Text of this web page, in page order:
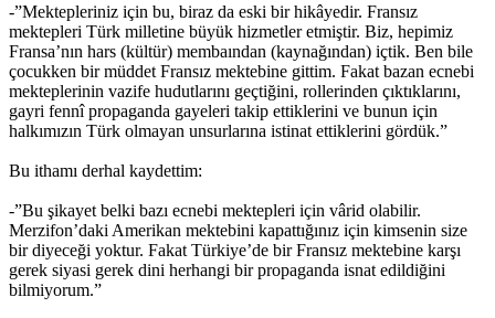
-”Mektepleriniz için bu, biraz da eski bir hikâyedir. Fransız
mektepleri Türk milletine büyük hizmetler etmiştir. Biz, hepimiz
Fransa’nın hars (kültür) membaından (kaynağından) içtik. Ben bile
çocukken bir müddet Fransız mektebine gittim. Fakat bazan ecnebi
mekteplerinin vazife hudutlarını geçtiğini, rollerinden çıktıklarını,
gayri fennî propaganda gayeleri takip ettiklerini ve bunun için
halkımızın Türk olmayan unsurlarına istinat ettiklerini gördük.”
Bu ithamı derhal kaydettim:
-”Bu şikayet belki bazı ecnebi mektepleri için vârid olabilir.
Merzifon’daki Amerikan mektebini kapattığınız için kimsenin size
bir diyeceği yoktur. Fakat Türkiye’de bir Fransız mektebine karşı
gerek siyasi gerek dini herhangi bir propaganda isnat edildiğini
bilmiyorum.”